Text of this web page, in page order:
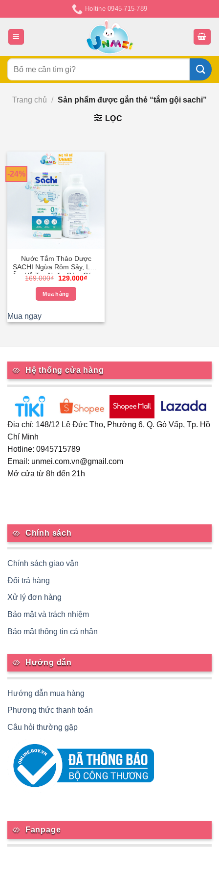
đến
nội
dung
Holtine 0945-715-789
Tìm
kiếm:
Trang chủ / Sản phẩm được gắn thẻ “tắm gội sachi”
LỌC
-24%
Nước Tắm Thảo Dược
SACHI Ngừa Rôm Sảy, Làm
Ấm Hỗ Trợ Ngăn Cảm Cúm,
250ml
169.000₫
Giá
là:
169.000₫.
129.000₫Giá
Mua hàng
Mua ngay
Hệ thống cửa hàng
Địa chỉ: 148/12 Lê Đức Thọ, Phường 6, Q. Gò Vấp, Tp. Hồ
Chí Minh
Hotline: 0945715789
Email: unmei.com.vn@gmail.com
Mở cửa từ 8h đến 21h
Chính sách
Chính sách giao vận
Đổi trả hàng
Xử lý đơn hàng
Bảo mật và trách nhiệm
Bảo mật thông tin cá nhân
Hướng dẫn
Hướng dẫn mua hàng
Phương thức thanh toán
Câu hỏi thường gặp
Fanpage